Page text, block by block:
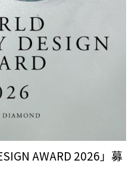
AWARD 2026」募